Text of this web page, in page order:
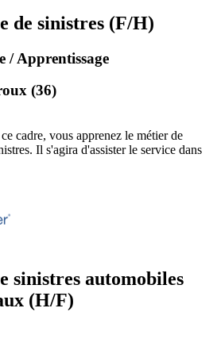
de sinistres (F/H)
/ Apprentissage
(36)
cadre, vous apprenez le métier de
Il s'agira d'assister le service dans
sinistres automobiles
(H/F)